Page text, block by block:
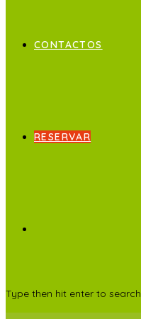
CONTACTOS
RESERVAR
Type then hit enter to search